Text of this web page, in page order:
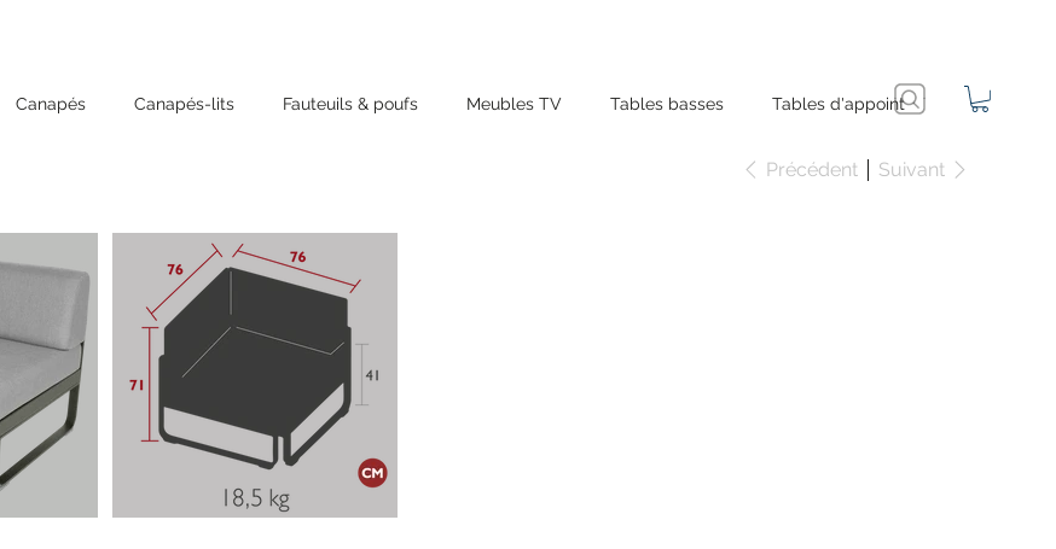
Canapés Canapés-lits Fauteuils & poufs Meubles TV Tables basses Tables d'appoint
Précédent Suivant